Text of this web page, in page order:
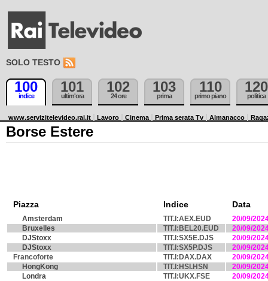
SOLO TESTO
100
indice
101
ultim'ora
102
24 ore
103
prima
110
primo piano
120
politica
www.servizitelevideo.rai.it Lavoro Cinema Prima serata Tv Almanacco
Borse Estere
Piazza Indice Data
Amsterdam TIT.I:AEX.EUD
20/09/
Bruxelles
TIT.I:BEL20.EUD
20/09/
DJStoxx
TIT.I:SX5E.DJS
20/09/
DJStoxx
TIT.I:SX5P.DJS
20/09/
Francoforte
TIT.I:DAX.DAX
20/09/
HongKong
TIT.I:HSI.HSN
20/09/
Londra
TIT.I:UKX.FSE
20/09/